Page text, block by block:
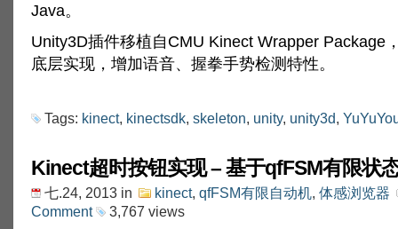
Java。
Unity3D插件移植自CMU Kinect Wrapper Package
底层实现，增加语音、握拳手势检测特性。
Tags: kinect, kinectsdk, skeleton, unity, unity3d,
Kinect超时按钮实现 – 基于qfFSM有限状
七.24, 2013 in kinect, qfFSM有限自动机, 体感浏览器
Comment
3,767 views